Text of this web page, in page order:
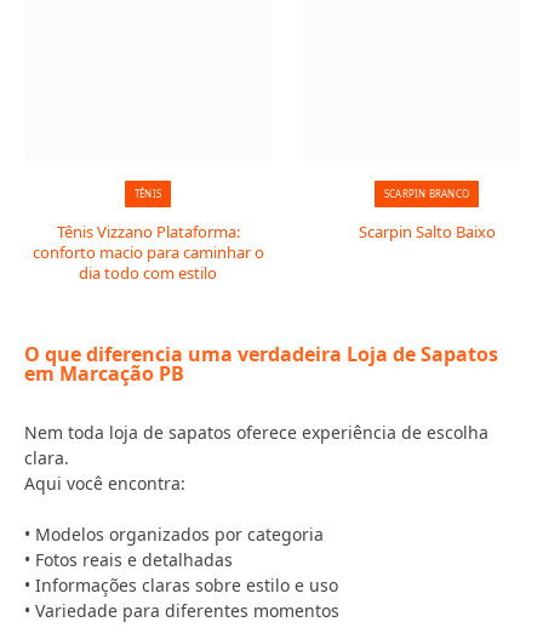
TÊNIS
Tênis Vizzano Plataforma:
conforto macio para caminhar o
dia todo com estilo
SCARPIN BRANCO
Scarpin Salto Baixo
O que diferencia uma verdadeira Loja de Sapatos
em Marcação PB
Nem toda loja de sapatos oferece experiência de escolha
clara.
Aqui você encontra:
• Modelos organizados por categoria
• Fotos reais e detalhadas
• Informações claras sobre estilo e uso
• Variedade para diferentes momentos